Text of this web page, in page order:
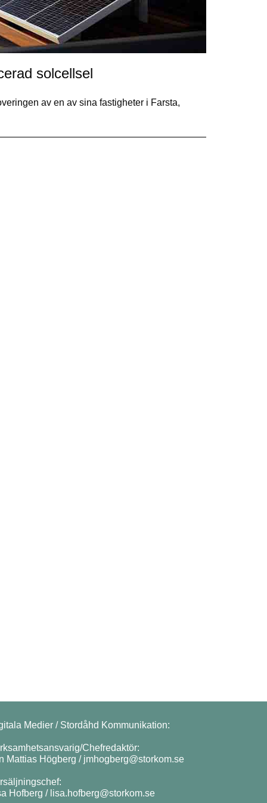
solcellsel
av en av sina fastigheter i Farsta,
Medier / Stordåhd Kommunikation:
Chefredaktör:
Mattias Högberg / jmhogberg@storkom.se
Hofberg / lisa.hofberg@storkom.se